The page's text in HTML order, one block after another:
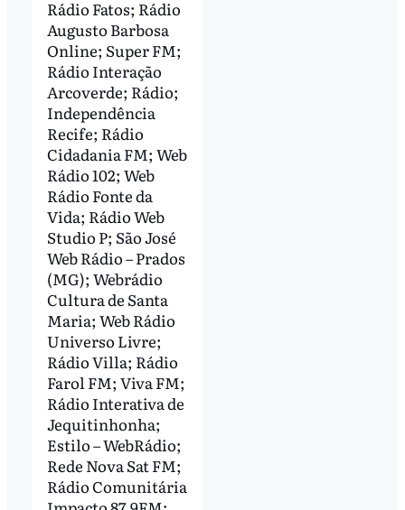
Rádio Fatos; Rádio
Augusto Barbosa
Online; Super FM;
Rádio Interação
Arcoverde; Rádio;
Independência
Recife; Rádio
Cidadania FM; Web
Rádio 102; Web
Rádio Fonte da
Vida; Rádio Web
Studio P; São José
Web Rádio – Prados
(MG); Webrádio
Cultura de Santa
Maria; Web Rádio
Universo Livre;
Rádio Villa; Rádio
Farol FM; Viva FM;
Rádio Interativa de
Jequitinhonha;
Estilo – WebRádio;
Rede Nova Sat FM;
Rádio Comunitária